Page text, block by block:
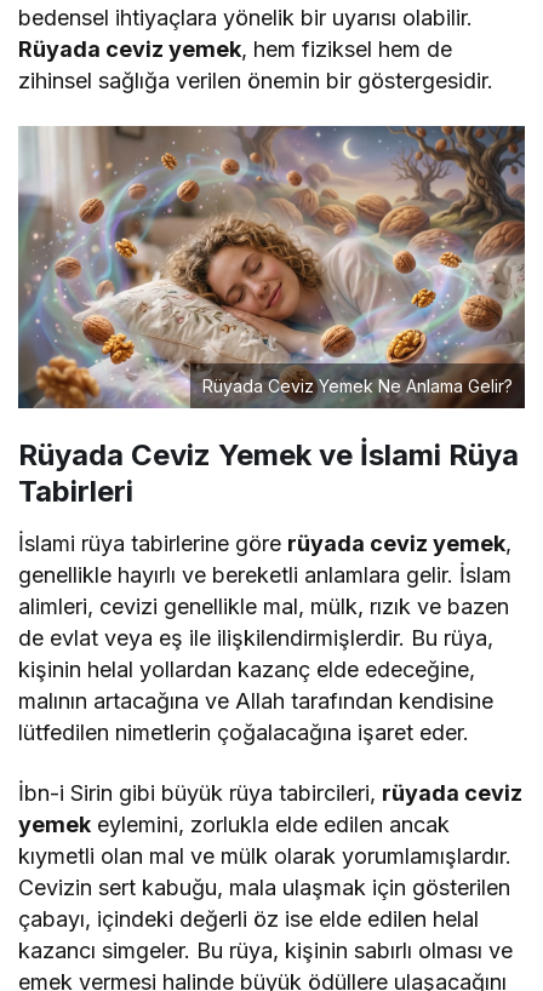
bedensel ihtiyaçlara yönelik bir uyarısı olabilir.
Rüyada ceviz yemek, hem fiziksel hem de
zihinsel sağlığa verilen önemin bir göstergesidir.
Rüyada Ceviz Yemek Ne Anlama Gelir?
Rüyada Ceviz Yemek ve İslami Rüya
Tabirleri
İslami rüya tabirlerine göre rüyada ceviz yemek,
genellikle hayırlı ve bereketli anlamlara gelir. İslam
alimleri, cevizi genellikle mal, mülk, rızık ve bazen
de evlat veya eş ile ilişkilendirmişlerdir. Bu rüya,
kişinin helal yollardan kazanç elde edeceğine,
malının artacağına ve Allah tarafından kendisine
lütfedilen nimetlerin çoğalacağına işaret eder.
İbn-i Sirin gibi büyük rüya tabircileri, rüyada ceviz
yemek eylemini, zorlukla elde edilen ancak
kıymetli olan mal ve mülk olarak yorumlamışlardır.
Cevizin sert kabuğu, mala ulaşmak için gösterilen
çabayı, içindeki değerli öz ise elde edilen helal
kazancı simgeler. Bu rüya, kişinin sabırlı olması ve
emek vermesi halinde büyük ödüllere ulaşacağını